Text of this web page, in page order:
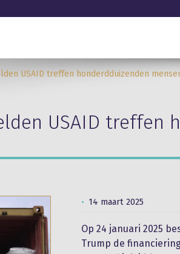
USAID treffen honderdduizenden
USAID
14 maart 2025
Op 24 januari 2025
Trump de